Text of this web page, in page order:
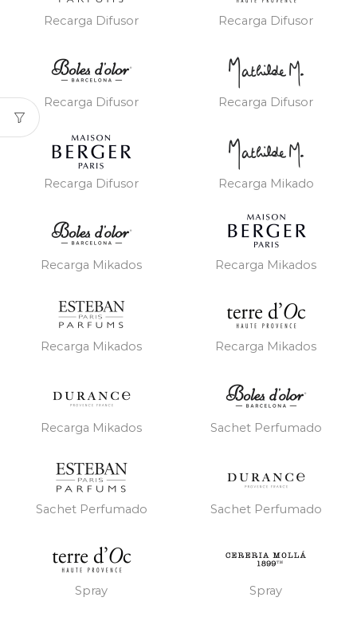
Recarga Difusor Recarga Difusor
Recarga Difusor Recarga Difusor
Recarga Difusor Recarga Mikado
Recarga Mikados Recarga Mikados
Recarga Mikados Recarga Mikados
Recarga Mikados Sachet Perfumado
Sachet Perfumado Sachet Perfumado
Spray Spray